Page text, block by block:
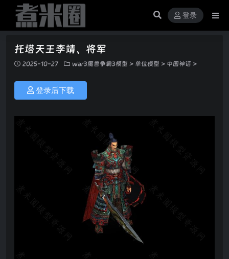
登录
托塔天王李靖、将军
2025-10-27 war3魔兽争霸3模型 > 单位模型 > 中国神话 >
登录后下载